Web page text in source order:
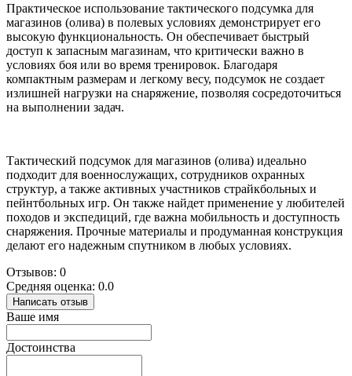
Практическое использование тактического подсумка для
магазинов (олива) в полевых условиях демонстрирует его
высокую функциональность. Он обеспечивает быстрый
доступ к запасным магазинам, что критически важно в
условиях боя или во время тренировок. Благодаря
компактным размерам и легкому весу, подсумок не создает
излишней нагрузки на снаряжение, позволяя сосредоточиться
на выполнении задач.
Тактический подсумок для магазинов (олива) идеально
подходит для военнослужащих, сотрудников охранных
структур, а также активных участников страйкбольных и
пейнтбольных игр. Он также найдет применение у любителей
походов и экспедиций, где важна мобильность и доступность
снаряжения. Прочные материалы и продуманная конструкция
делают его надежным спутником в любых условиях.
Отзывов: 0
Средняя оценка: 0.0
Написать отзыв
Ваше имя
Достоинства